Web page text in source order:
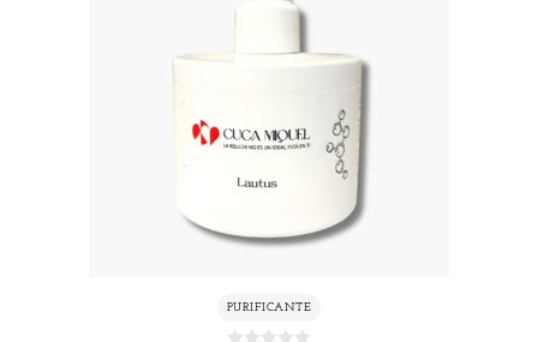
PURIFICANTE